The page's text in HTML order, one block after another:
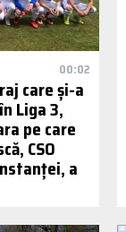
00:02
care și-a
Liga 3,
pe care
CSO
a